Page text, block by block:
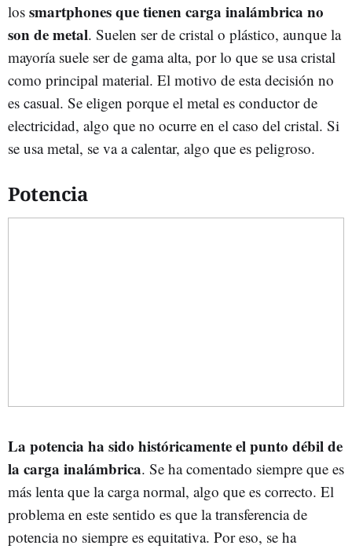
los smartphones que tienen carga inalámbrica no
son de metal. Suelen ser de cristal o plástico, aunque la
mayoría suele ser de gama alta, por lo que se usa cristal
como principal material. El motivo de esta decisión no
es casual. Se eligen porque el metal es conductor de
electricidad, algo que no ocurre en el caso del cristal. Si
se usa metal, se va a calentar, algo que es peligroso.
Potencia
La potencia ha sido históricamente el punto débil de
la carga inalámbrica. Se ha comentado siempre que es
más lenta que la carga normal, algo que es correcto. El
problema en este sentido es que la transferencia de
potencia no siempre es equitativa. Por eso, se ha